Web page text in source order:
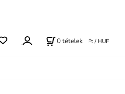
0tételek Ft / HUF